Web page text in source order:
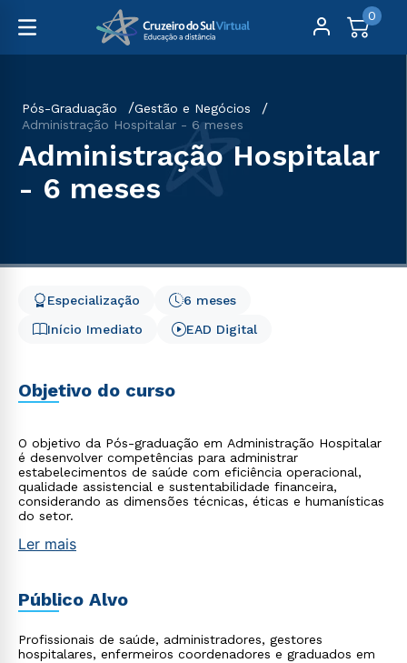
0
Pós-Graduação
Gestão e Negócios
Administração Hospitalar - 6 meses
Administração Hospitalar
- 6 meses
Início Imediato
6 meses
Especialização
EAD Digital
Objetivo do curso
O objetivo da Pós-graduação em Administração Hospitalar
é desenvolver competências para administrar
estabelecimentos de saúde com eficiência operacional,
qualidade assistencial e sustentabilidade financeira,
considerando as dimensões técnicas, éticas e humanísticas
do setor.
Ler mais
Público Alvo
Profissionais de saúde, administradores, gestores
hospitalares, enfermeiros coordenadores e graduados em